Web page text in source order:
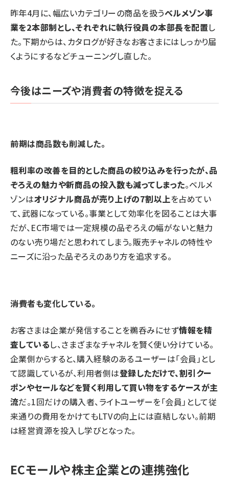
昨年4月に、幅広いカテゴリーの商品を扱うベルメゾン事
業を2本部制とし、それぞれに執行役員の本部長を配置し
た。下期からは、カタログが好きなお客さまにはしっかり届
くようにするなどチューニングし直した。
今後はニーズや消費者の特徴を捉える
――前期は商品数も削減した。
粗利率の改善を目的とした商品の絞り込みを行ったが、品
ぞろえの魅力や新商品の投入数も減ってしまった。ベルメ
ゾンはオリジナル商品が売り上げの7割以上を占めてい
て、武器になっている。事業として効率化を図ることは大事
だが、EC市場では一定規模の品ぞろえの幅がないと魅力
のない売り場だと思われてしまう。販売チャネルの特性や
ニーズに沿った品ぞろえのあり方を追求する。
――消費者も変化している。
お客さまは企業が発信することを鵜呑みにせず情報を精
査しているし、さまざまなチャネルを賢く使い分けている。
企業側からすると、購入経験のあるユーザーは「会員」とし
て認識しているが、利用者側は登録しただけで、割引クー
ポンやセールなどを賢く利用して買い物をするケースが主
流だ。1回だけの購入者、ライトユーザーを「会員」として従
来通りの費用をかけてもLTVの向上には直結しない。前期
は経営資源を投入し学びとなった。
ECモールや株主企業との連携強化